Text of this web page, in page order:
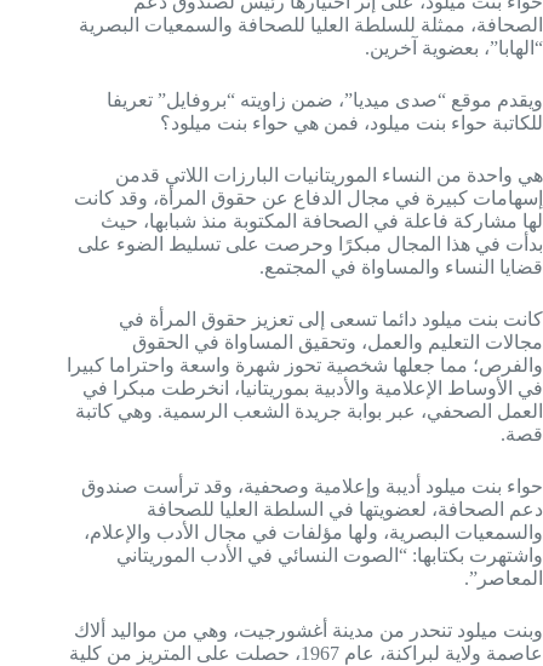
الصحافة، ممثلة للسلطة العليا للصحافة والسمعيات البصرية
“الهابا”، بعضوية آخرين.
ويقدم موقع “صدى ميديا”، ضمن زاويته “بروفايل” تعريفا
للكاتبة حواء بنت ميلود، فمن هي حواء بنت ميلود؟
هي واحدة من النساء الموريتانيات البارزات اللاتي قدمن
إسهامات كبيرة في مجال الدفاع عن حقوق المرأة، وقد كانت
لها مشاركة فاعلة في الصحافة المكتوبة منذ شبابها، حيث
بدأت في هذا المجال مبكرًا وحرصت على تسليط الضوء على
قضايا النساء والمساواة في المجتمع.
كانت بنت ميلود دائما تسعى إلى تعزيز حقوق المرأة في
مجالات التعليم والعمل، وتحقيق المساواة في الحقوق
والفرص؛ مما جعلها شخصية تحوز شهرة واسعة واحتراما كبيرا
في الأوساط الإعلامية والأدبية بموريتانيا، انخرطت مبكرا في
العمل الصحفي، عبر بوابة جريدة الشعب الرسمية. وهي كاتبة
قصة.
حواء بنت ميلود أديبة وإعلامية وصحفية، وقد ترأست صندوق
دعم الصحافة، لعضويتها في السلطة العليا للصحافة
والسمعيات البصرية، ولها مؤلفات في مجال الأدب والإعلام،
واشتهرت بكتابها: “الصوت النسائي في الأدب الموريتاني
المعاصر”.
وبنت ميلود تنحدر من مدينة أغشورجيت، وهي من مواليد ألاك
عاصمة ولاية لبراكنة، عام 1967، حصلت على المتريز من كلية